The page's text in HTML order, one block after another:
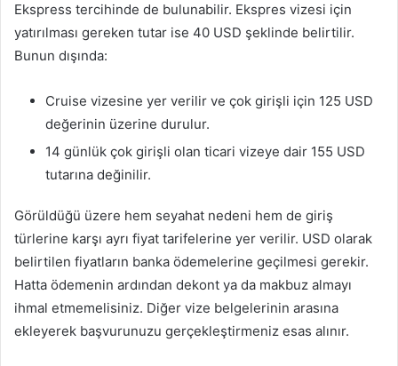
Ekspress tercihinde de bulunabilir. Ekspres vizesi için
yatırılması gereken tutar ise 40 USD şeklinde belirtilir.
Bunun dışında:
Cruise vizesine yer verilir ve çok girişli için 125 USD
değerinin üzerine durulur.
14 günlük çok girişli olan ticari vizeye dair 155 USD
tutarına değinilir.
Görüldüğü üzere hem seyahat nedeni hem de giriş
türlerine karşı ayrı fiyat tarifelerine yer verilir. USD olarak
belirtilen fiyatların banka ödemelerine geçilmesi gerekir.
Hatta ödemenin ardından dekont ya da makbuz almayı
ihmal etmemelisiniz. Diğer vize belgelerinin arasına
ekleyerek başvurunuzu gerçekleştirmeniz esas alınır.